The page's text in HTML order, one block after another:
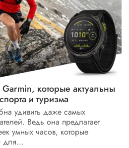
которые актуальны
и туризма
удивить даже самых
Ведь она предлагает
умных часов, которые
для...